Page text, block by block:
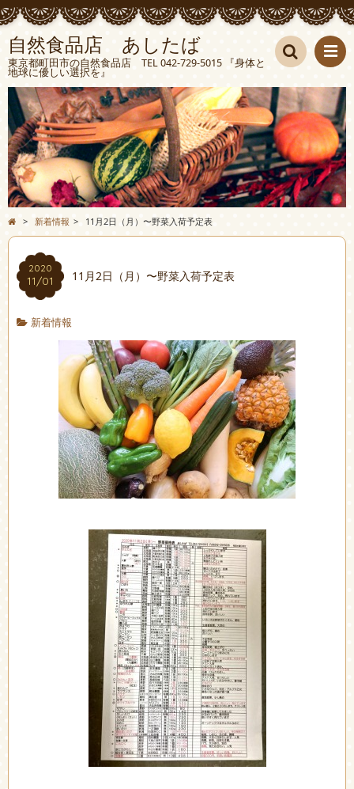
自然食品店 あしたば
東京都町田市の自然食品店 TEL 042-729-5015 『身体と
地球に優しい選択を』 検索
> 新着情報 > 11月2日（月）〜野菜入荷予定表
2020
11/01 11月2日（月）〜野菜入荷予定表
新着情報